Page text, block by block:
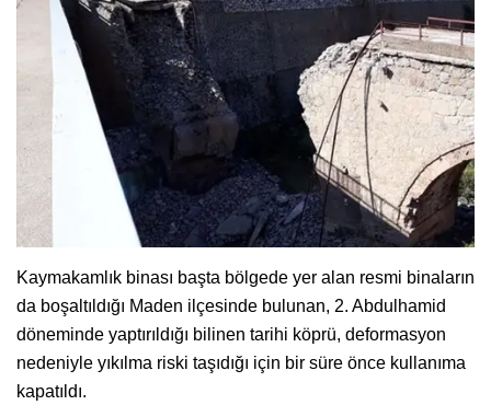
Kaymakamlık binası başta bölgede yer alan resmi binaların
da boşaltıldığı Maden ilçesinde bulunan, 2. Abdulhamid
döneminde yaptırıldığı bilinen tarihi köprü, deformasyon
nedeniyle yıkılma riski taşıdığı için bir süre önce kullanıma
kapatıldı.